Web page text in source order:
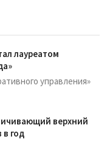
лауреатом
управления»
верхний
в год